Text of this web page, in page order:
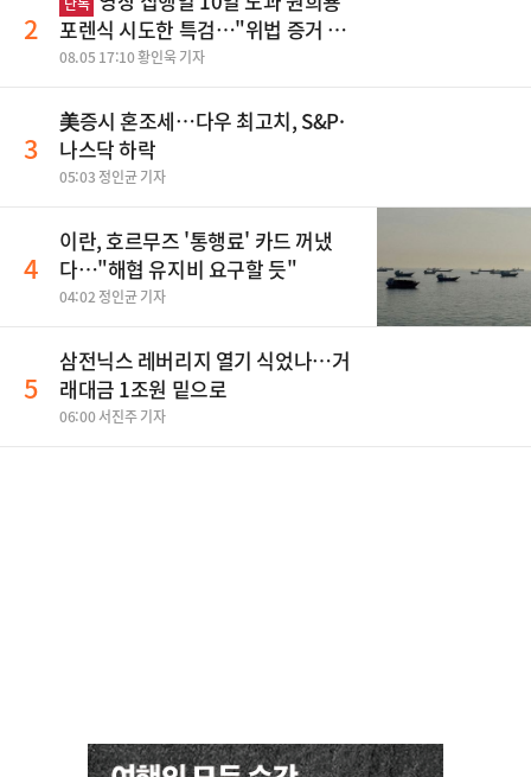
2
포렌식 시도한 특검…"위법 증거 수
집" 지적
08.05 17:10 황인욱 기자
3
美증시 혼조세…다우 최고치, S&P·
나스닥 하락
05:03 정인균 기자
4
이란, 호르무즈 '통행료' 카드 꺼냈
다…"해협 유지비 요구할 듯"
04:02 정인균 기자
5
삼전닉스 레버리지 열기 식었나…거
래대금 1조원 밑으로
06:00 서진주 기자